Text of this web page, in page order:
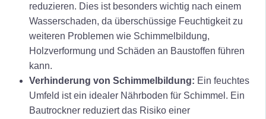
reduzieren. Dies ist besonders wichtig nach einem
Wasserschaden, da überschüssige Feuchtigkeit zu
weiteren Problemen wie Schimmelbildung,
Holzverformung und Schäden an Baustoffen führen
kann.
Verhinderung von Schimmelbildung: Ein feuchtes
Umfeld ist ein idealer Nährboden für Schimmel. Ein
Bautrockner reduziert das Risiko einer